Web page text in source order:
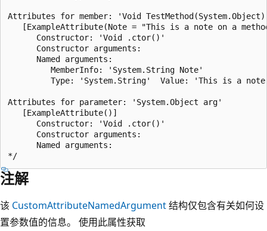
Attributes for member: 'Void
[ExampleAttribute(Note = "This is a note on a
      Constructor: 'Void .ctor()'
      Constructor arguments:
      Named arguments:
         MemberInfo: 'System.String Note'
Type: 'System.String'  Value: 'This is a
Attributes for parameter: 'System.Object arg'
   [ExampleAttribute()]
      Constructor: 'Void .ctor()'
      Constructor arguments:
      Named arguments:
注解
该 CustomAttributeNamedArgument结构仅包含有关如何设
置参数值的信息。 使用此属性获取